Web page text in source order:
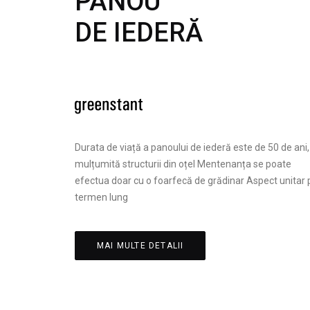
DE IEDERĂ
Durata de viață a panoului de iederă este de 50 de ani,
mulțumită structurii din oțel Mentenanța se poate
efectua doar cu o foarfecă de grădinar Aspect unitar
termen lung
MAI MULTE DETALII